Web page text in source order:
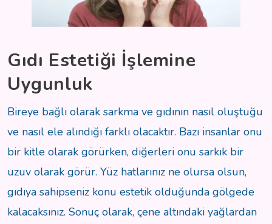
Gıdı Estetiği İşlemine
Uygunluk
Bireye bağlı olarak sarkma ve gıdının nasıl oluştuğu
ve nasıl ele alındığı farklı olacaktır. Bazı insanlar onu
bir kitle olarak görürken, diğerleri onu sarkık bir
uzuv olarak görür. Yüz hatlarınız ne olursa olsun,
gıdıya sahipseniz konu estetik olduğunda gölgede
kalacaksınız. Sonuç olarak, çene altındaki yağlardan